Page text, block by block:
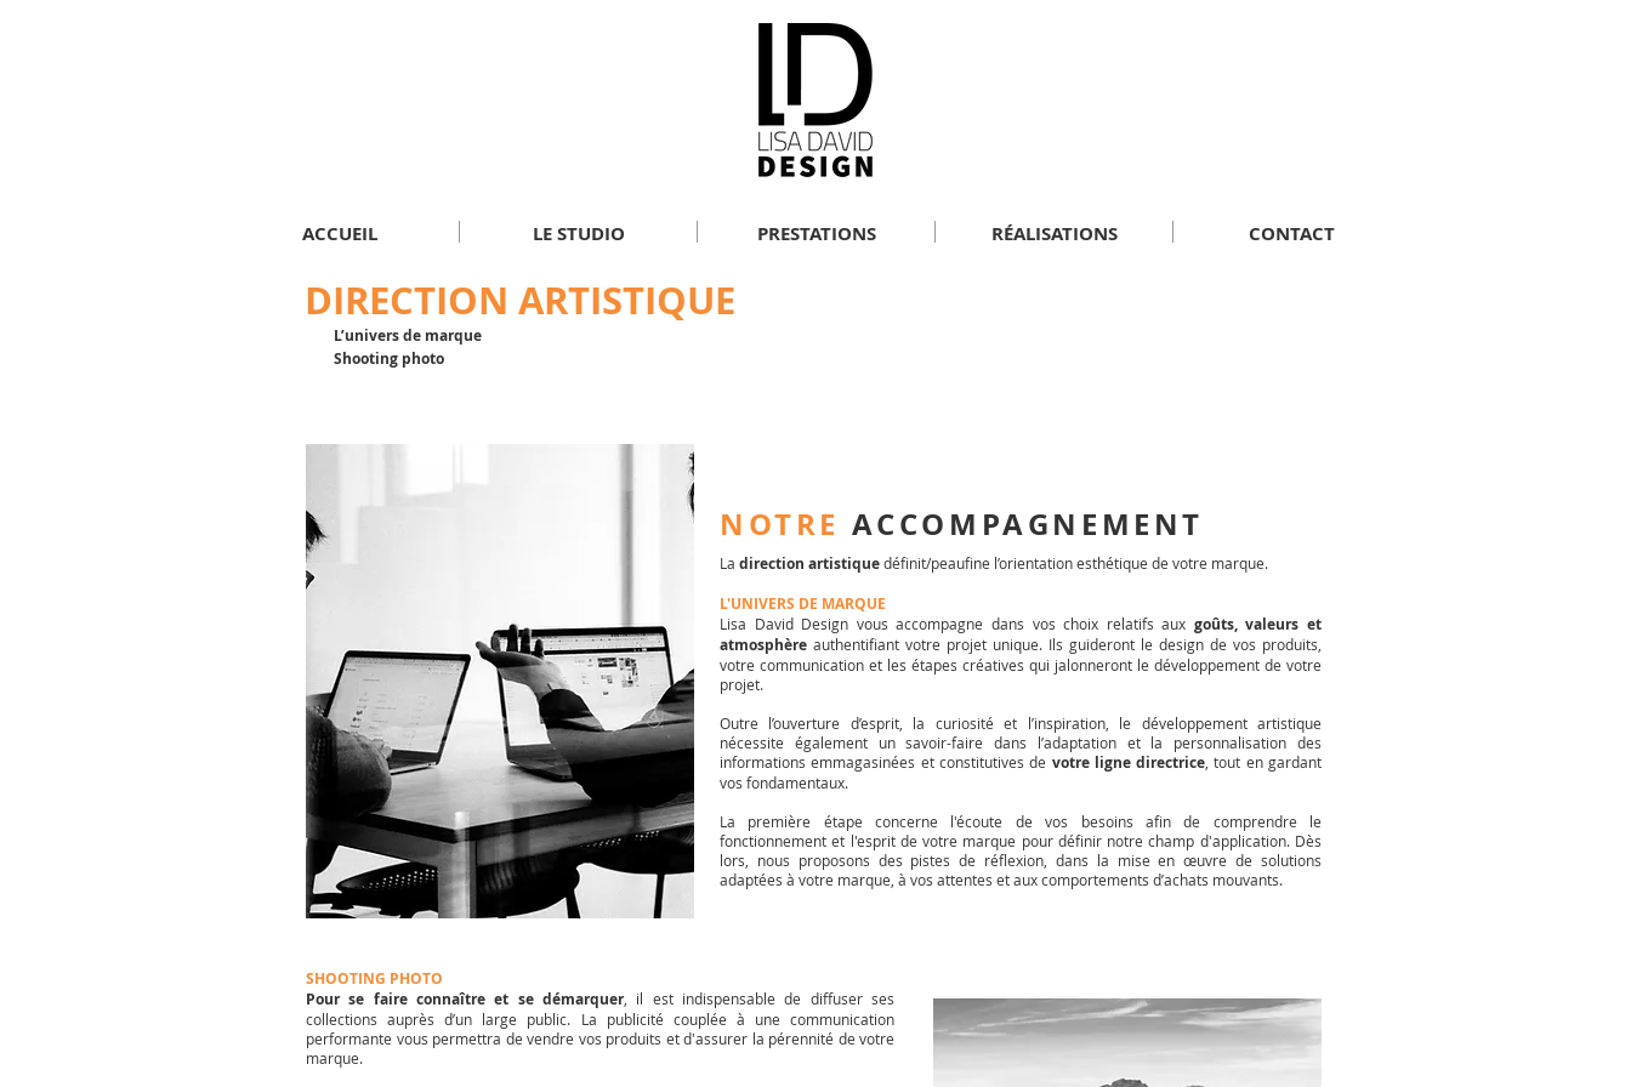
ACCUEIL LE STUDIO PRESTATIONS RÉALISATIONS CONTACT
DIRECTION ARTISTIQUE
L’univers de marque
Shooting photo
La direction artistiquedéfinit/peaufine l’orientation esthétique de votre marque.
L'UNIVERS DE MARQUE
Lisa David Design vous accompagne dans vos choix relatifs aux goûts, valeurs et
atmosphère authentifiant votre projet unique. Ils guideront le design de vos produits,
votre communication et les étapes créatives qui jalonneront le développement de votre
projet.
Outre l’ouverture d’esprit, la curiosité et l’inspiration, le développement artistique
nécessite également un savoir-faire dans l’adaptation et la personnalisation des
informations emmagasinées et constitutives de votre ligne directrice , tout en gardant
vos fondamentaux.
La première étape concerne l'écoute de vos besoins afin de comprendre le
fonctionnement et l'esprit de votre marque pour définir notre champ d'application. Dès
lors, nous proposons des pistes de réflexion, dans la mise en œuvre de solutions
adaptées à votre marque, à vos attentes et aux comportements d’achats mouvants.
SHOOTING PHOTO
Pour se faire connaître et se démarquer, il est indispensable de diffuser ses
collections auprès d’un large public. La publicité couplée à une communication
performante vous permettra de vendre vos produits et d'assurer la pérennité de votre
marque.
NOTRE ACCOMPAGNEMENT